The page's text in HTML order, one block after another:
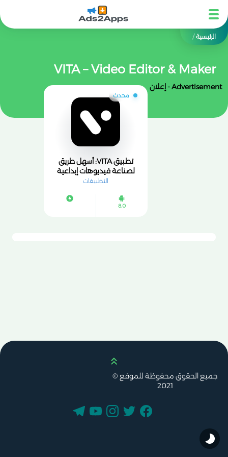
الرئيسية/
VITA – Video Editor & Maker
Advertisement - إعلان
محدث
تطبيق VITA: أسهل طريق
لصناعة فيديوهات إبداعية
التطبيقات
8.0
Scroll up
جميع الحقوق محفوظة للموقع ©
2021